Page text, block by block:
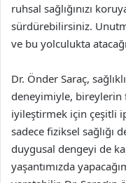
ruhsal sağlığınızı
sürdürebilirsiniz.
ve bu yolculukta
Dr. Önder Saraç,
deneyimiyle, bireylerin
iyileştirmek için çeşitli
sadece fiziksel sağlığı
duygusal dengeyi de
yaşantımızda